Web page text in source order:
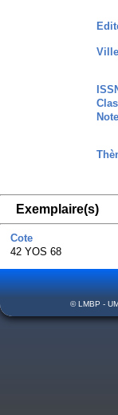
Exemplaire(s)
Cote
42 YOS 68
© LMBP -